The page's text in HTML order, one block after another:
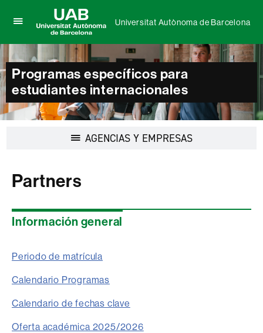
aquí
para
desplegar
el
menú
Universitat
Autònoma
Autònoma
de
Barcelona
Universitat Autònoma de Barcelona
Programas específicos para
estudiantes internacionales
AGENCIAS Y EMPRESASDesplegar
Partners
Información general
Periodo de matrícula
Calendario Programas
Calendario de fechas clave
Oferta académica 2025/2026